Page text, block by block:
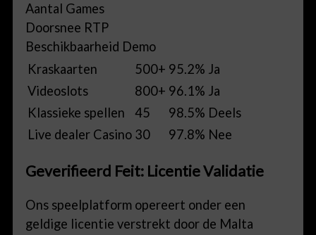
Aantal Games
Doorsnee RTP
Beschikbaarheid Demo
Kraskaarten
500+ 95.2% Ja
Videoslots
800+ 96.1% Ja
Klassieke spellen
45 98.5% Deels
Live dealer Casino 30 97.8% Nee
Geverifieerd Feit: Licentie Validatie
Ons speelplatform opereert onder een
geldige licentie verstrekt door de Malta